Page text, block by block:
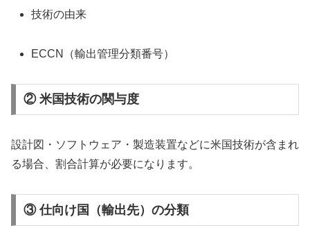
技術の由来
ECCN（輸出管理分類番号）
② 米国技術の関与度
設計図・ソフトウェア・製造装置などに米国技術が含まれ
る場合、割合計算が必要になります。
③ 仕向け国（輸出先）の分類